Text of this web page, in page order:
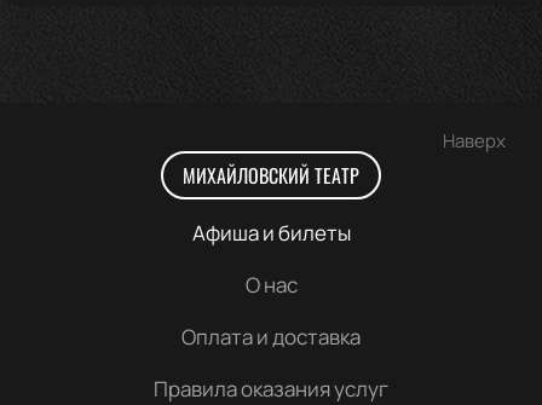
Наверх
МИХАЙЛОВСКИЙ ТЕАТР
Афиша и билеты
О нас
Оплата и доставка
Правила оказания услуг